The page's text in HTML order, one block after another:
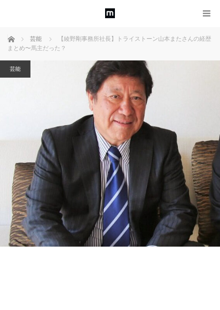
ホーム 芸能
【綾野剛事務所社長】トライストーン山本またさんの経歴
まとめ〜馬主だった？
芸能